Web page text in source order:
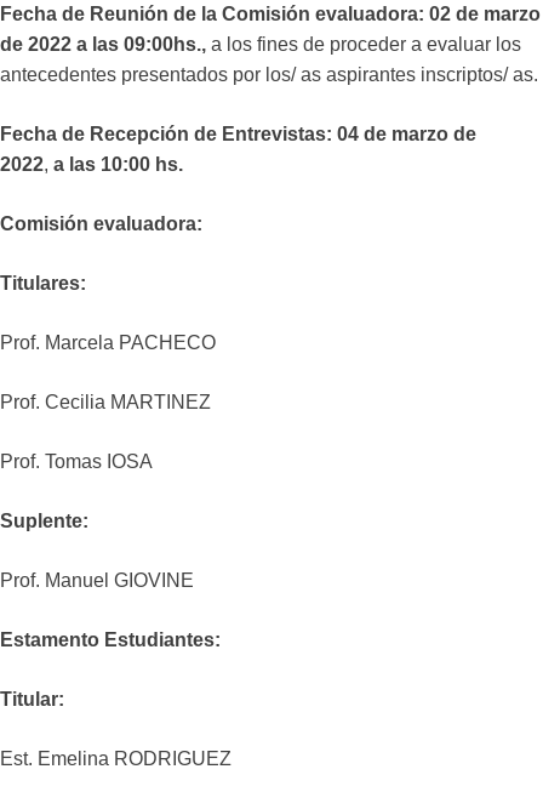
Fecha de Reunión de la Comisión evaluadora: 02 de marzo
de 2022 a las 09:00hs., a los fines de proceder a evaluar los
antecedentes presentados por los/ as aspirantes inscriptos/ as.
Fecha de Recepción de Entrevistas: 04 de marzo de
2022, a las 10:00 hs.
Comisión evaluadora:
Titulares:
Prof. Marcela PACHECO
Prof. Cecilia MARTINEZ
Prof. Tomas IOSA
Suplente:
Prof. Manuel GIOVINE
Estamento Estudiantes:
Titular:
Est. Emelina RODRIGUEZ